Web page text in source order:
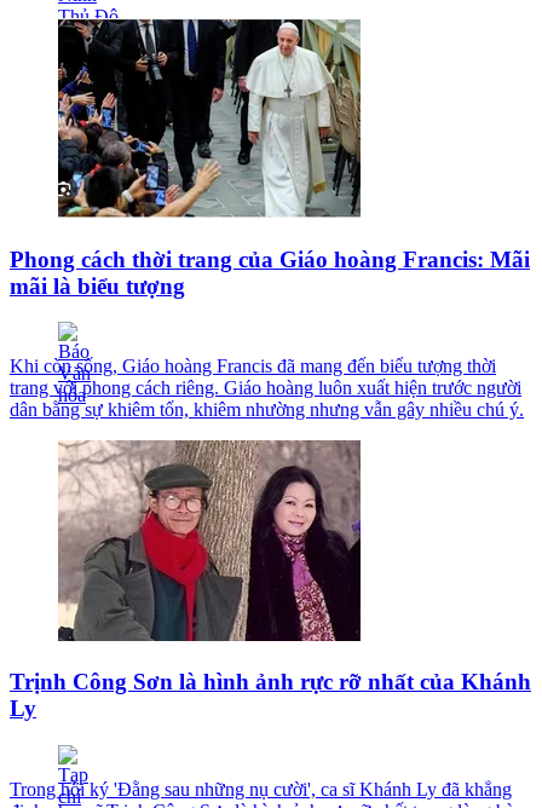
Phong cách thời trang của Giáo hoàng Francis: Mãi
mãi là biểu tượng
Khi còn sống, Giáo hoàng Francis đã mang đến biểu tượng thời
trang với phong cách riêng. Giáo hoàng luôn xuất hiện trước người
dân bằng sự khiêm tốn, khiêm nhường nhưng vẫn gây nhiều chú ý.
Trịnh Công Sơn là hình ảnh rực rỡ nhất của Khánh
Ly
Trong hồi ký 'Đằng sau những nụ cười', ca sĩ Khánh Ly đã khẳng